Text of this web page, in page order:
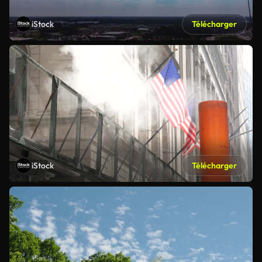
iStock Télécharger
iStock Télécharger